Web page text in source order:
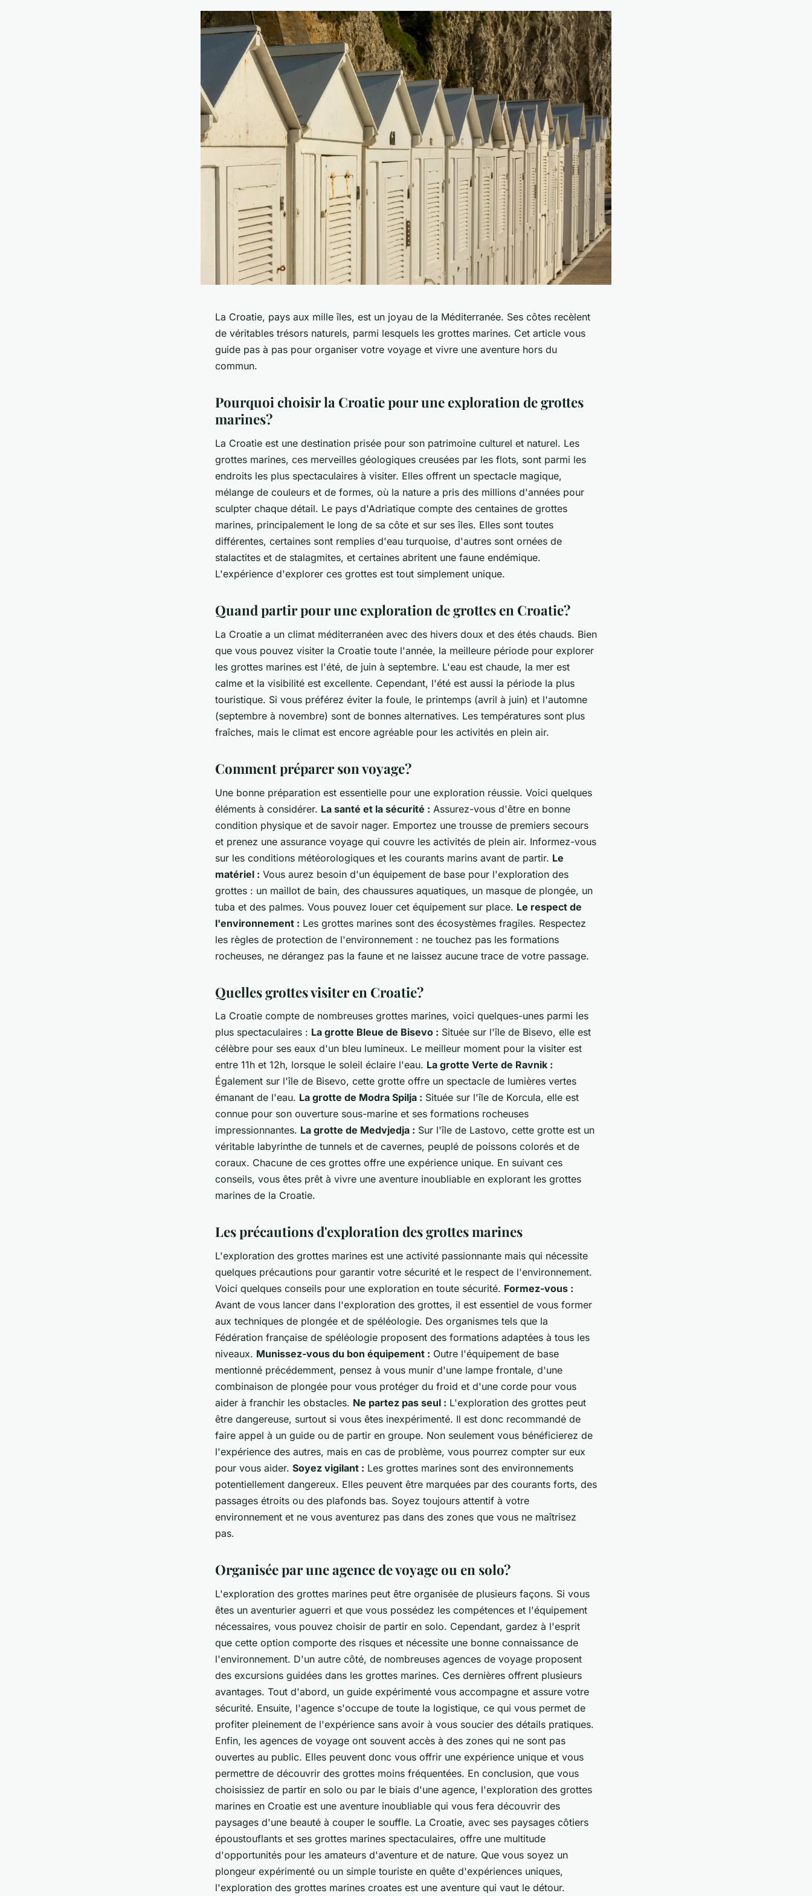
La Croatie, pays aux mille îles, est un joyau de la Méditerranée. Ses côtes recèlent
de véritables trésors naturels, parmi lesquels les grottes marines. Cet article vous
guide pas à pas pour organiser votre voyage et vivre une aventure hors du
commun.
Pourquoi choisir la Croatie pour une exploration de grottes
marines?
La Croatie est une destination prisée pour son patrimoine culturel et naturel. Les
grottes marines, ces merveilles géologiques creusées par les flots, sont parmi les
endroits les plus spectaculaires à visiter. Elles offrent un spectacle magique,
mélange de couleurs et de formes, où la nature a pris des millions d'années pour
sculpter chaque détail. Le pays d'Adriatique compte des centaines de grottes
marines, principalement le long de sa côte et sur ses îles. Elles sont toutes
différentes, certaines sont remplies d'eau turquoise, d'autres sont ornées de
stalactites et de stalagmites, et certaines abritent une faune endémique.
L'expérience d'explorer ces grottes est tout simplement unique.
Quand partir pour une exploration de grottes en Croatie?
La Croatie a un climat méditerranéen avec des hivers doux et des étés chauds. Bien
que vous pouvez visiter la Croatie toute l'année, la meilleure période pour explorer
les grottes marines est l'été, de juin à septembre. L'eau est chaude, la mer est
calme et la visibilité est excellente. Cependant, l'été est aussi la période la plus
touristique. Si vous préférez éviter la foule, le printemps (avril à juin) et l'automne
(septembre à novembre) sont de bonnes alternatives. Les températures sont plus
fraîches, mais le climat est encore agréable pour les activités en plein air.
Comment préparer son voyage?
Une bonne préparation est essentielle pour une exploration réussie. Voici quelques
éléments à considérer. La santé et la sécurité : Assurez-vous d'être en bonne
condition physique et de savoir nager. Emportez une trousse de premiers secours
et prenez une assurance voyage qui couvre les activités de plein air. Informez-vous
sur les conditions météorologiques et les courants marins avant de partir. Le
matériel : Vous aurez besoin d'un équipement de base pour l'exploration des
grottes : un maillot de bain, des chaussures aquatiques, un masque de plongée, un
tuba et des palmes. Vous pouvez louer cet équipement sur place. Le respect de
l'environnement : Les grottes marines sont des écosystèmes fragiles. Respectez
les règles de protection de l'environnement : ne touchez pas les formations
rocheuses, ne dérangez pas la faune et ne laissez aucune trace de votre passage.
Quelles grottes visiter en Croatie?
La Croatie compte de nombreuses grottes marines, voici quelques-unes parmi les
plus spectaculaires : La grotte Bleue de Bisevo : Située sur l'île de Bisevo, elle est
célèbre pour ses eaux d'un bleu lumineux. Le meilleur moment pour la visiter est
entre 11h et 12h, lorsque le soleil éclaire l'eau. La grotte Verte de Ravnik :
Également sur l'île de Bisevo, cette grotte offre un spectacle de lumières vertes
émanant de l'eau. La grotte de Modra Spilja : Située sur l'île de Korcula, elle est
connue pour son ouverture sous-marine et ses formations rocheuses
impressionnantes. La grotte de Medvjedja : Sur l'île de Lastovo, cette grotte est un
véritable labyrinthe de tunnels et de cavernes, peuplé de poissons colorés et de
coraux. Chacune de ces grottes offre une expérience unique. En suivant ces
conseils, vous êtes prêt à vivre une aventure inoubliable en explorant les grottes
marines de la Croatie.
Les précautions d'exploration des grottes marines
L'exploration des grottes marines est une activité passionnante mais qui nécessite
quelques précautions pour garantir votre sécurité et le respect de l'environnement.
Voici quelques conseils pour une exploration en toute sécurité. Formez-vous :
Avant de vous lancer dans l'exploration des grottes, il est essentiel de vous former
aux techniques de plongée et de spéléologie. Des organismes tels que la
Fédération française de spéléologie proposent des formations adaptées à tous les
niveaux. Munissez-vous du bon équipement : Outre l'équipement de base
mentionné précédemment, pensez à vous munir d'une lampe frontale, d'une
combinaison de plongée pour vous protéger du froid et d'une corde pour vous
aider à franchir les obstacles. Ne partez pas seul : L'exploration des grottes peut
être dangereuse, surtout si vous êtes inexpérimenté. Il est donc recommandé de
faire appel à un guide ou de partir en groupe. Non seulement vous bénéficierez de
l'expérience des autres, mais en cas de problème, vous pourrez compter sur eux
pour vous aider. Soyez vigilant : Les grottes marines sont des environnements
potentiellement dangereux. Elles peuvent être marquées par des courants forts, des
passages étroits ou des plafonds bas. Soyez toujours attentif à votre
environnement et ne vous aventurez pas dans des zones que vous ne maîtrisez
pas.
Organisée par une agence de voyage ou en solo?
L'exploration des grottes marines peut être organisée de plusieurs façons. Si vous
êtes un aventurier aguerri et que vous possédez les compétences et l'équipement
nécessaires, vous pouvez choisir de partir en solo. Cependant, gardez à l'esprit
que cette option comporte des risques et nécessite une bonne connaissance de
l'environnement. D'un autre côté, de nombreuses agences de voyage proposent
des excursions guidées dans les grottes marines. Ces dernières offrent plusieurs
avantages. Tout d'abord, un guide expérimenté vous accompagne et assure votre
sécurité. Ensuite, l'agence s'occupe de toute la logistique, ce qui vous permet de
profiter pleinement de l'expérience sans avoir à vous soucier des détails pratiques.
Enfin, les agences de voyage ont souvent accès à des zones qui ne sont pas
ouvertes au public. Elles peuvent donc vous offrir une expérience unique et vous
permettre de découvrir des grottes moins fréquentées. En conclusion, que vous
choisissiez de partir en solo ou par le biais d'une agence, l'exploration des grottes
marines en Croatie est une aventure inoubliable qui vous fera découvrir des
paysages d'une beauté à couper le souffle. La Croatie, avec ses paysages côtiers
époustouflants et ses grottes marines spectaculaires, offre une multitude
d'opportunités pour les amateurs d'aventure et de nature. Que vous soyez un
plongeur expérimenté ou un simple touriste en quête d'expériences uniques,
l'exploration des grottes marines croates est une aventure qui vaut le détour.